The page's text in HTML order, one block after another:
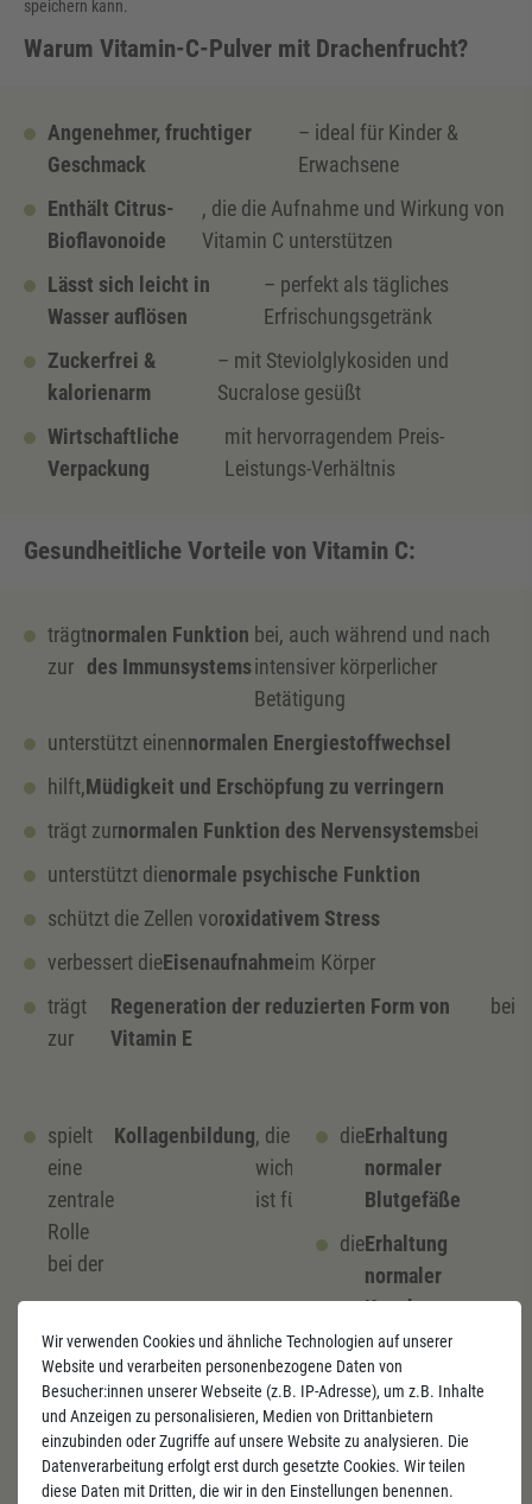
speichern kann.
Warum Vitamin-C-Pulver mit Drachenfrucht?
Angenehmer, fruchtiger
Geschmack
– ideal für Kinder &
Erwachsene
Enthält Citrus-
Bioflavonoide
, die die Aufnahme und Wirkung von
Vitamin C unterstützen
Lässt sich leicht in
Wasser auflösen
– perfekt als tägliches
Erfrischungsgetränk
Zuckerfrei &
kalorienarm
– mit Steviolglykosiden und
Sucralose gesüßt
Wirtschaftliche
Verpackung
mit hervorragendem Preis-
Leistungs-Verhältnis
Gesundheitliche Vorteile von Vitamin C:
trägt
zur
normalen Funktion
des Immunsystems
bei, auch während und nach
intensiver körperlicher
Betätigung
unterstützt einennormalen Energiestoffwechsel
hilft,Müdigkeit und Erschöpfung zu verringern
trägt zurnormalen Funktion des Nervensystemsbei
unterstützt dienormale psychische Funktion
schützt die Zellen voroxidativem Stress
verbessert dieEisenaufnahmeim Körper
trägt
zur
Regeneration der reduzierten Form von
Vitamin E
bei
spielt
eine
zentrale
Rolle
bei der
Kollagenbildung, die
wichtig
ist für:
dieErhaltung
normaler
Blutgefäße
dieErhaltung
normaler
Knochen
einenormale
Knorpelfunktion
dieErhaltung eines
gesunden
Zahnfleisches
Wir verwenden Cookies und ähnliche Technologien auf unserer
Website und verarbeiten personenbezogene Daten von
Besucher:innen unserer Webseite (z.B. IP-Adresse), um z.B. Inhalte
und Anzeigen zu personalisieren, Medien von Drittanbietern
einzubinden oder Zugriffe auf unsere Website zu analysieren. Die
Datenverarbeitung erfolgt erst durch gesetzte Cookies. Wir teilen
diese Daten mit Dritten, die wir in den Einstellungen benennen.